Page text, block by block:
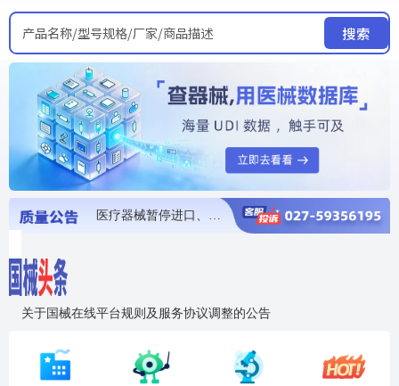
产品名称/型号规格/厂家/商品描述 搜索
关于国械在线平台规则及服务协议调整的公告
国药创研AED开启全国招商